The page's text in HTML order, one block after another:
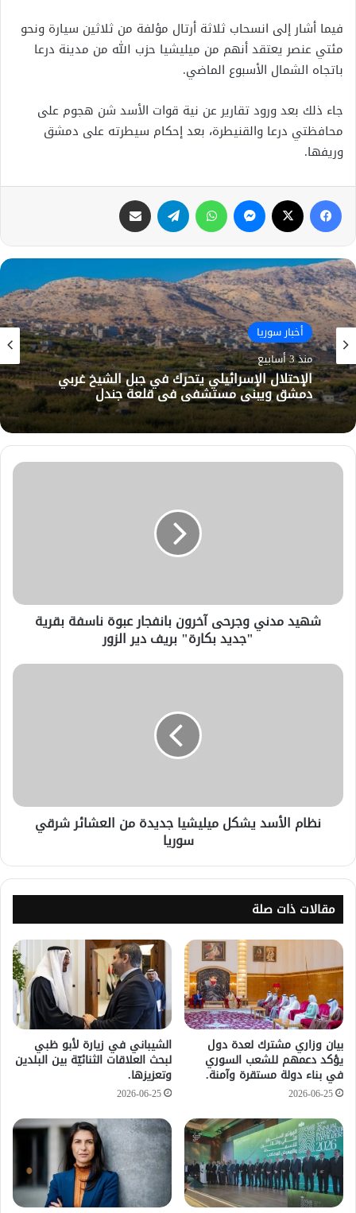
فيما أشار إلى انسحاب ثلاثة أرتال مؤلفة من ثلاثين سيارة ونحو
مئتي عنصر يعتقد أنهم من ميليشيا حزب الله من مدينة درعا
باتجاه الشمال الأسبوع الماضي.
جاء ذلك بعد ورود تقارير عن نية قوات الأسد شن هجوم على
محافظتي درعا والقنيطرة، بعد إحكام سيطرته على دمشق
وريفها.
فيسبوك ماسنجر واتساب تيلقرام
أخبار سوريا
منذ 3 أسابيع
الإحتلال الإسرائيلي يتحرك في جبل الشيخ غربي
دمشق ويبني مستشفى في قلعة جندل
شهيد مدني وجرحى آخرون بانفجار عبوة ناسفة بقرية
"جديد بكارة" بريف دير الزور
نظام الأسد يشكل ميليشيا جديدة من العشائر شرقي
سوريا
مقالات ذات صلة
بيان وزاري مشترك لعدة دول
يؤكد دعمهم للشعب السوري
في بناء دولة مستقرة وآمنة.
2026-06-25
الشيباني في زيارة لأبو ظبي
لبحث العلاقات الثنائيّة بين البلدين
وتعزيزها.
2026-06-25